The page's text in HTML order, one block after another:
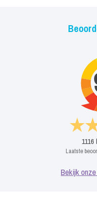
1116
Laatste
Bekijk